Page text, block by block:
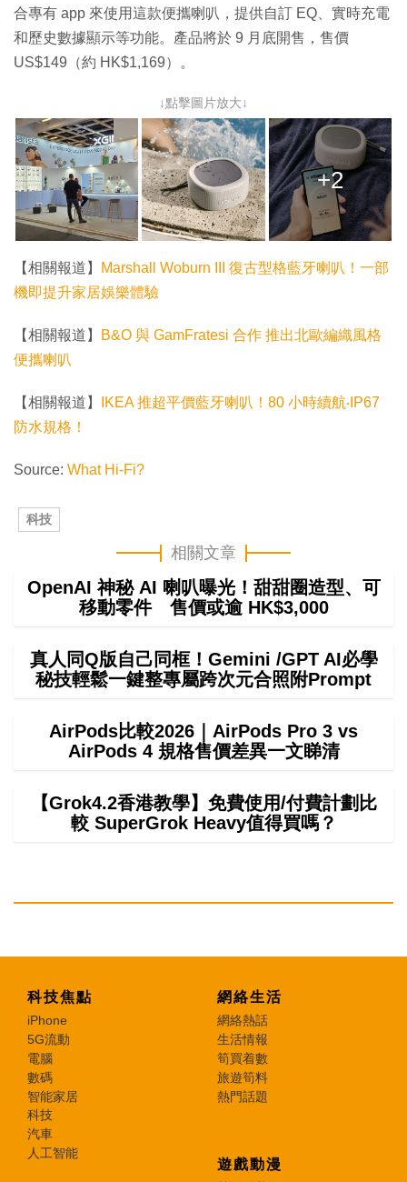
合專有 app 來使用這款便攜喇叭，提供自訂 EQ、實時充電
和歷史數據顯示等功能。產品將於 9 月底開售，售價
US$149（約 HK$1,169）。
↓點擊圖片放大↓
+2
【相關報道】
Marshall Woburn III 復古型格藍牙喇叭！一部
機即提升家居娛樂體驗
【相關報道】
B&O 與 GamFratesi 合作 推出北歐編織風格
便攜喇叭
【相關報道】
IKEA 推超平價藍牙喇叭！80 小時續航‧IP67
防水規格！
Source: What Hi-Fi?
科技
相關文章
OpenAI 神秘 AI 喇叭曝光！甜甜圈造型、可
移動零件 售價或逾 HK$3,000
真人同Q版自己同框！Gemini /GPT AI必學
秘技輕鬆一鍵整專屬跨次元合照附Prompt
AirPods比較2026｜AirPods Pro 3 vs
AirPods 4 規格售價差異一文睇清
【Grok4.2香港教學】免費使用/付費計劃比
較 SuperGrok Heavy值得買嗎？
科技焦點
iPhone
5G流動
電腦
數碼
智能家居
科技
汽車
人工智能
網絡生活
網絡熱話
生活情報
筍買着數
旅遊筍料
熱門話題
遊戲動漫